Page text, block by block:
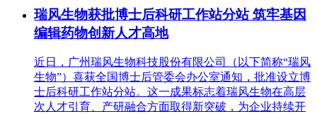
瑞风生物获批博士后科研工作站分站 筑牢基因
编辑药物创新人才高地
近日，广州瑞风生物科技股份有限公司（以下简称“瑞风
生物”）喜获全国博士后管委会办公室通知，批准设立博
士后科研工作站分站。这一成果标志着瑞风生物在高层
次人才引育、产研融合方面取得新突破，为企业持续开